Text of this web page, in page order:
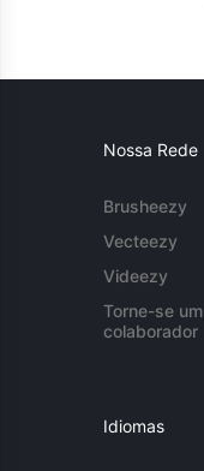
Nossa Rede
Brusheezy
Vecteezy
Videezy
Torne-se um
colaborador
Idiomas